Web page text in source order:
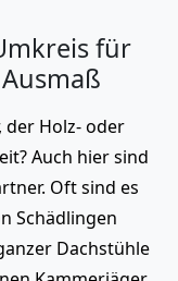
für
der Holz- oder
Auch hier sind
Oft sind es
Schädlingen
Dachstühle